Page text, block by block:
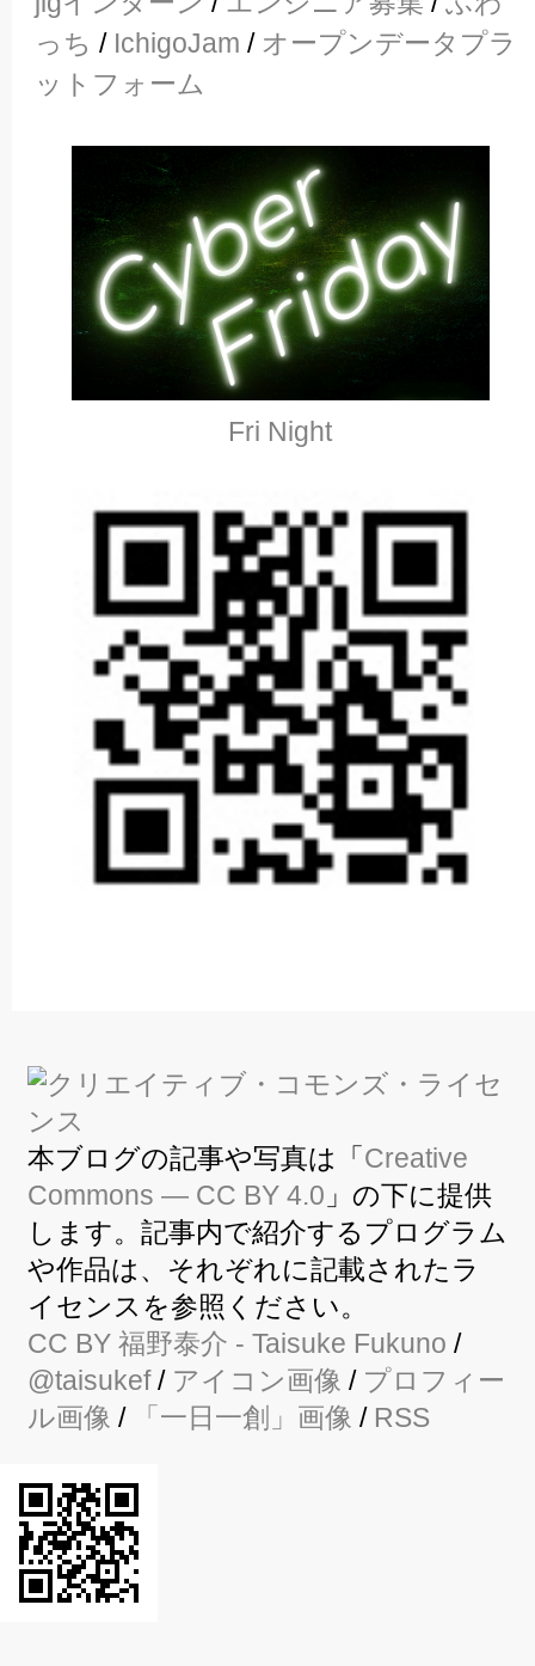
っち / IchigoJam / オープンデータプラ
ットフォーム
Fri Night
本ブログの記事や写真は「 Creative
Commons — CC BY 4.0 」の下に提供
します。記事内で紹介するプログラム
や作品は、それぞれに記載されたラ
イセンスを参照ください。
CC BY 福野泰介 - Taisuke Fukuno /
@taisukef/ アイコン画像 / プロフィー
ル画像 / 「一日一創」画像 / RSS